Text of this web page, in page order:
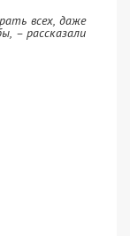
всех, даже
– рассказали